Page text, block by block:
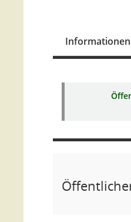
Informationen